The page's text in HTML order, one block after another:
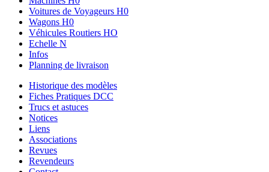
Voitures de Voyageurs H0
Wagons H0
Véhicules Routiers HO
Echelle N
Infos
Planning de livraison
Historique des modèles
Fiches Pratiques DCC
Trucs et astuces
Notices
Liens
Associations
Revues
Revendeurs